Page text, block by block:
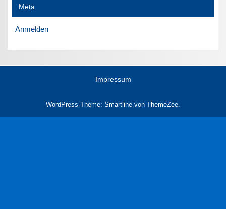
Meta
Anmelden
Impressum
WordPress-Theme: Smartline von ThemeZee.